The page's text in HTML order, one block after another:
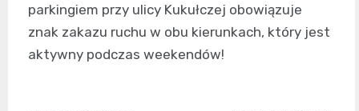
parkingiem przy ulicy Kukułczej obowiązuje
znak zakazu ruchu w obu kierunkach, który jest
aktywny podczas weekendów!